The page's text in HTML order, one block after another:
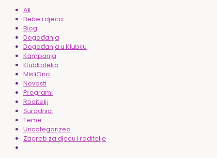
All
Bebe i djeca
Blog
Događanja
Događanja u Klubku
Kampanja
Klubkoteka
MisliOna
Novosti
Programi
Roditelji
Suradnici
Teme
Uncategorized
Zagreb za djecu i roditelje